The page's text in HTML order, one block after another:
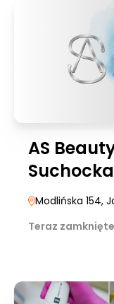
AS
Suchocka
Modlińska 154,
Teraz zamknięte